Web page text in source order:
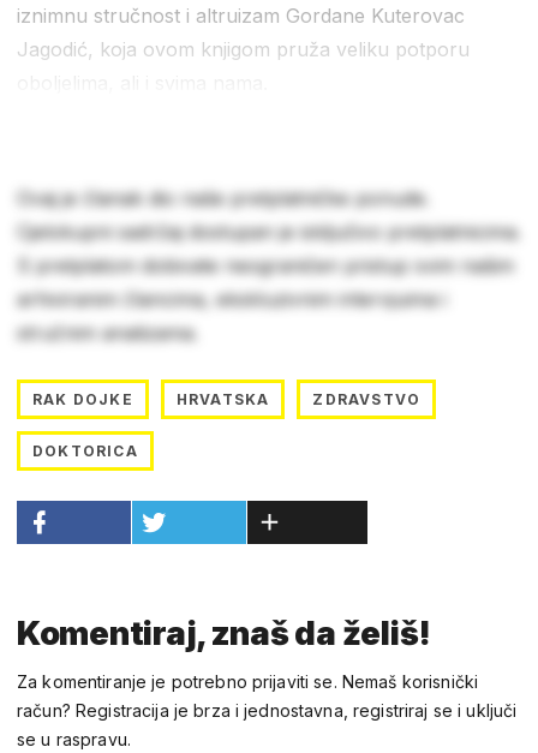
iznimnu stručnost i altruizam Gordane Kuterovac
Jagodić, koja ovom knjigom pruža veliku potporu
Ovaj je članak dio naše pretplatničke ponude.
Cjelokupni sadržaj dostupan je isključivo pretplatnicima.
S pretplatom dobivate neograničen pristup svim našim
arhiviranim člancima, ekskluzivnim intervjuima i
stručnim analizama.
RAK DOJKE HRVATSKA ZDRAVSTVO
DOKTORICA
Komentiraj, znaš da želiš!
Za komentiranje je potrebno prijaviti se. Nemaš korisnički
račun? Registracija je brza i jednostavna, registriraj se i uključi
se u raspravu.